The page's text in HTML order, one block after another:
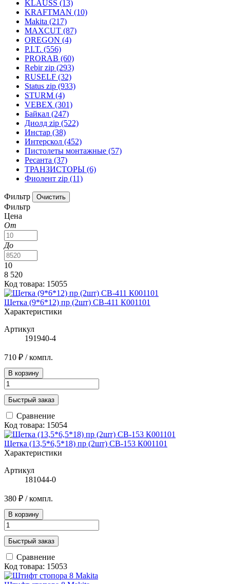
KLAUSS (13)
KRAFTMAN (10)
Makita (217)
MAXCUT (87)
OREGON (4)
P.I.T. (556)
PRORAB (60)
Rebir zip (293)
RUSELF (32)
Status zip (933)
STURM (4)
VEBEX (301)
Байкал (247)
Диолд zip (522)
Инстар (38)
Интерскол (452)
Пистолеты монтажные (57)
Ресанта (37)
ТРАНЗИСТОРЫ (6)
Фиолент zip (11)
Фильтр
Фильтр
Цена
От
До
10
8 520
Код товара: 15055
Щетка (9*6*12) пр (2шт) CB-411 К001101
Характеристики
Артикул
191940-4
710 ₽ / компл.
В корзину
Быстрый заказ
Сравнение
Код товара: 15054
Щетка (13,5*6,5*18) пр (2шт) CB-153 К001101
Характеристики
Артикул
181044-0
380 ₽ / компл.
В корзину
Быстрый заказ
Сравнение
Код товара: 15053